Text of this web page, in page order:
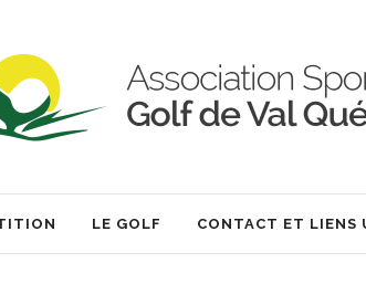
LE GOLF CONTACT ET LIENS